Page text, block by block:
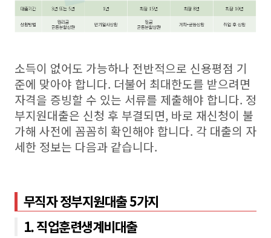
소득이 없어도 가능하나 전반적으로 신용평점 기
준에 맞아야 합니다. 더불어 최대한도를 받으려면
자격을 증빙할 수 있는 서류를 제출해야 합니다. 정
부지원대출은 신청 후 부결되면, 바로 재신청이 불
가해 사전에 꼼꼼히 확인해야 합니다. 각 대출의 자
세한 정보는 다음과 같습니다.
무직자 정부지원대출 5가지
1. 직업훈련생계비대출